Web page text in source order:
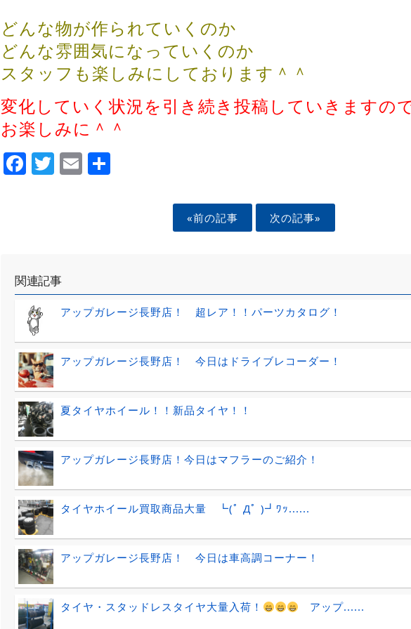
どんな物が作られていくのか
どんな雰囲気になっていくのか
スタッフも楽しみにしております＾＾
変化していく状況を引き続き投稿していきますの
お楽しみに＾＾
Facebook
Twitter
Email
«前の記事 次の記事»
関連記事
アップガレージ長野店！ 超レア！！パーツカタログ！
アップガレージ長野店！ 今日はドライブレコーダー！
夏タイヤホイール！！新品タイヤ！！
アップガレージ長野店！今日はマフラーのご紹介！
タイヤホイール買取商品大量 ┗(ﾟ Дﾟ )┛ﾜｯ......
アップガレージ長野店！ 今日は車高調コーナー！
タイヤ・スタッドレスタイヤ大量入荷！ アップ......